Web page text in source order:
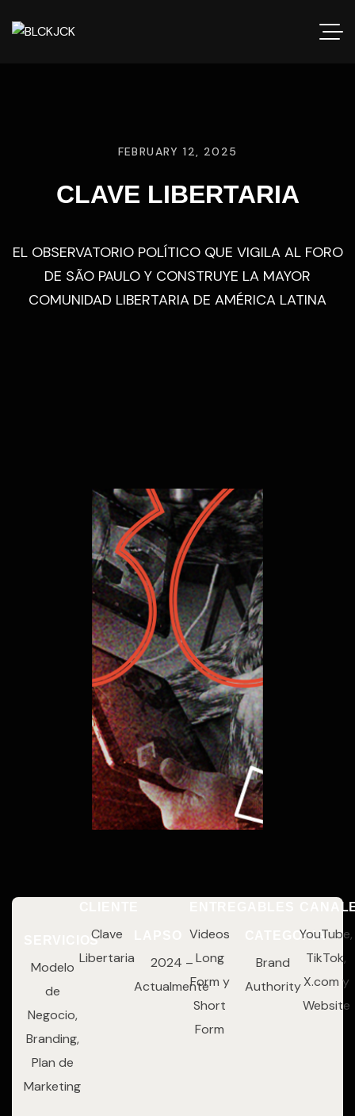
FEBRUARY 12, 2025
CLAVE LIBERTARIA
EL OBSERVATORIO POLÍTICO QUE VIGILA AL FORO
DE SÃO PAULO Y CONSTRUYE LA MAYOR
COMUNIDAD LIBERTARIA DE AMÉRICA LATINA
SERVICIOS
Modelo
de
Negocio,
Branding,
Plan de
Marketing
Clave
Libertaria
2024 –
Actualmente
Videos
Long
Form y
Short
Form
CATEGORIA
Brand
Authority
YouTube,
TikTok,
X.com y
Website